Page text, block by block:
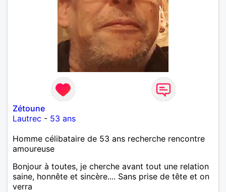
Zétoune
Lautrec - 53 ans
Homme célibataire de 53 ans recherche rencontre
amoureuse
Bonjour à toutes, je cherche avant tout une relation
saine, honnête et sincère.... Sans prise de tête et on
verra